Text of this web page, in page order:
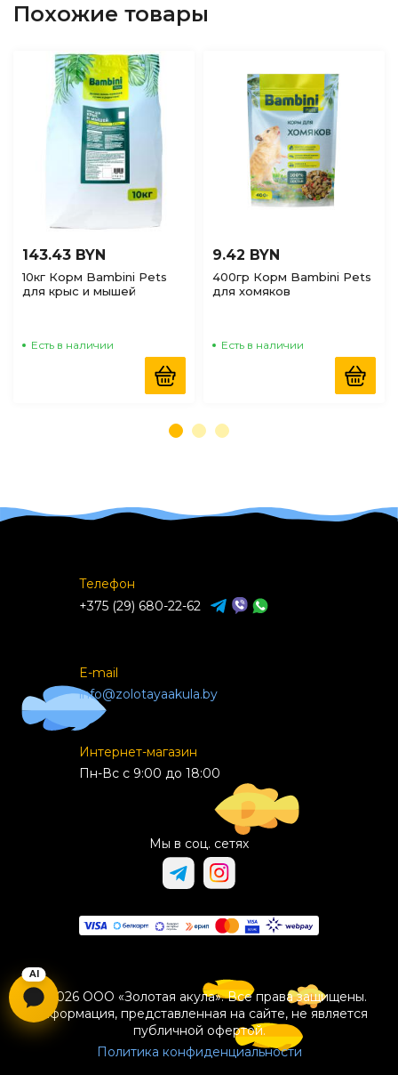
Похожие товары
143.43 BYN
10кг Корм Bambini Pets
для крыс и мышей
Есть в наличии
9.42 BYN
400гр Корм Bambini Pets
для хомяков
Есть в наличии
Телефон
+375 (29) 680-22-62
E-mail
info@zolotayaakula.by
Интернет-магазин
Пн-Вс с 9:00 до 18:00
Мы в соц. сетях
© 2026 ООО «Золотая акула». Все права защищены.
Информация, представленная на сайте, не является
публичной офертой.
Политика конфиденциальности